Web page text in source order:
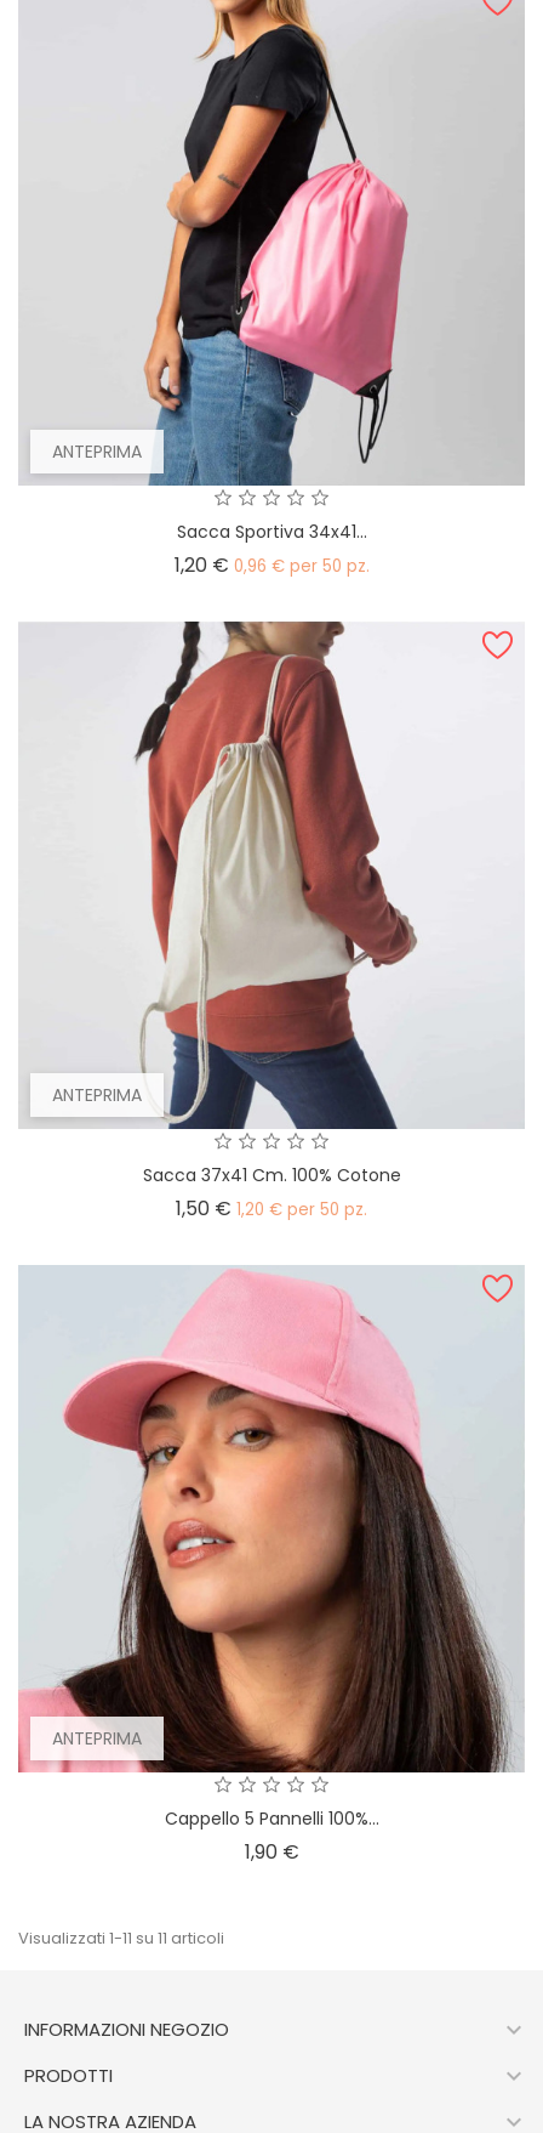
ANTEPRIMA
Sacca Sportiva 34x41...
1,20 € Prezzo
0,96 € per 50 pz.
ANTEPRIMA
Sacca 37x41 Cm. 100% Cotone
1,50 € Prezzo
1,20 € per 50 pz.
ANTEPRIMA
Cappello 5 Pannelli 100%...
1,90 €Prezzo
Visualizzati 1-11 su 11 articoli
INFORMAZIONI NEGOZIO 
PRODOTTI 
LA NOSTRA AZIENDA 